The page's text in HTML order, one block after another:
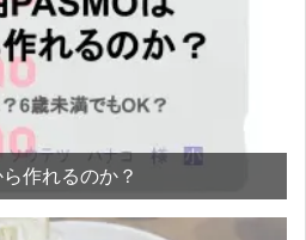
作れるのか？